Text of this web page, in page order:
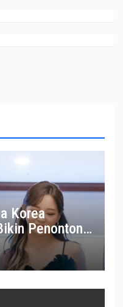
Korea
Penonton